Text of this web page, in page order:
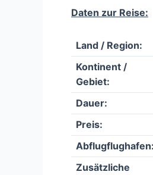
Daten zur Reise:
Land / Region:
Kontinent /
Gebiet:
Dauer:
Preis:
Abflugflughafen:
Zusätzliche